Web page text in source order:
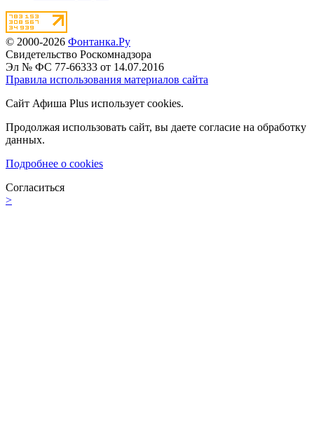
© 2000-2026 Фонтанка.Ру
Свидетельство Роскомнадзора
Эл № ФС 77-66333 от 14.07.2016
Правила использования материалов сайта
Сайт Афиша Plus использует cookies.
Продолжая использовать сайт, вы даете согласие на обработку
данных.
Подробнее о cookies
Согласиться
>